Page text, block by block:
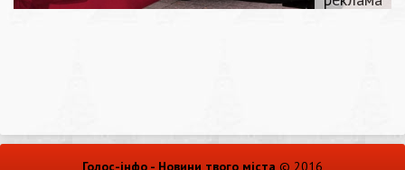
Голос-інфо - Новини твого міста © 2016